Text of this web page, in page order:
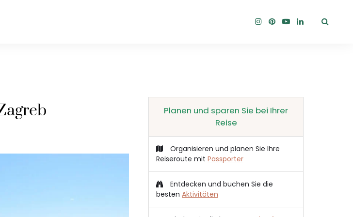
Planen und sparen Sie bei Ihrer
Reise
Organisieren und planen Sie Ihre
Reiseroute mit Passporter
Entdecken und buchen Sie die
besten Aktivitäten